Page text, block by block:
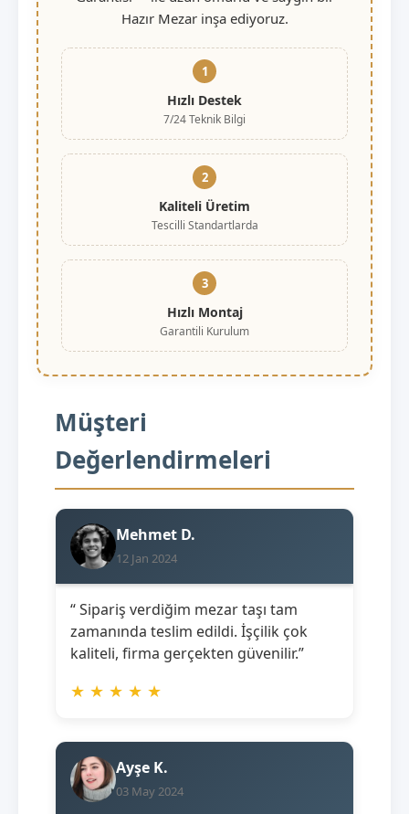
Hazır Mezar inşa ediyoruz.
1
Hızlı Destek
7/24 Teknik Bilgi
2
Kaliteli Üretim
Tescilli Standartlarda
3
Hızlı Montaj
Garantili Kurulum
Müşteri
Değerlendirmeleri
Mehmet D.
12 Jan 2024
“ Sipariş verdiğim mezar taşı tam
zamanında teslim edildi. İşçilik çok
kaliteli, firma gerçekten güvenilir.”
★ ★ ★ ★ ★
Ayşe K.
03 May 2024